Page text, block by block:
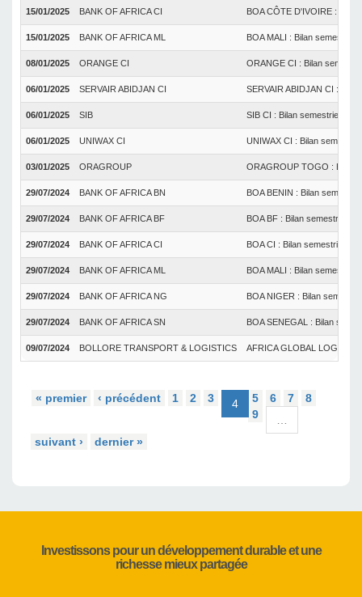
15/01/2025 BANK OF AFRICA CI BOA CÔTE D'IVOIRE :
15/01/2025 BANK OF AFRICA ML BOA MALI : Bilan semestriel
08/01/2025 ORANGE CI ORANGE CI : Bilan
06/01/2025 SERVAIR ABIDJAN CI SERVAIR ABIDJAN CI :
06/01/2025 SIB SIB CI : Bilan semestriel du
06/01/2025 UNIWAX CI UNIWAX CI : Bilan
03/01/2025 ORAGROUP ORAGROUP TOGO : Bilan
29/07/2024 BANK OF AFRICA BN BOA BENIN : Bilan
29/07/2024 BANK OF AFRICA BF BOA BF : Bilan semestriel
29/07/2024 BANK OF AFRICA CI BOA CI : Bilan semestriel
29/07/2024 BANK OF AFRICA ML BOA MALI : Bilan semestriel
29/07/2024 BANK OF AFRICA NG BOA NIGER : Bilan
29/07/2024 BANK OF AFRICA SN BOA SENEGAL : Bilan
09/07/2024 BOLLORE TRANSPORT & LOGISTICS AFRICA GLOBAL
« premier ‹ précédent 1 2 3 4 5 6 7
8
9
…
suivant ›
dernier »
Investissons pour un développement durable et une
richesse mieux partagée